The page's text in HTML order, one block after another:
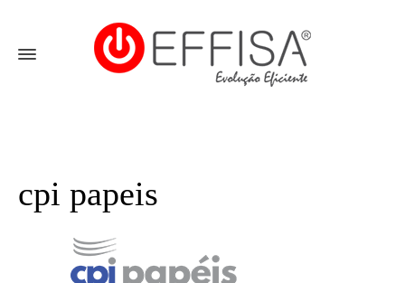
cpi papeis